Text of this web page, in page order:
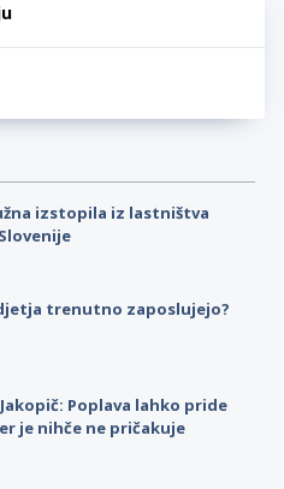
izstopila iz lastništva
trenutno zaposlujejo?
Poplava lahko pride
je nihče ne pričakuje